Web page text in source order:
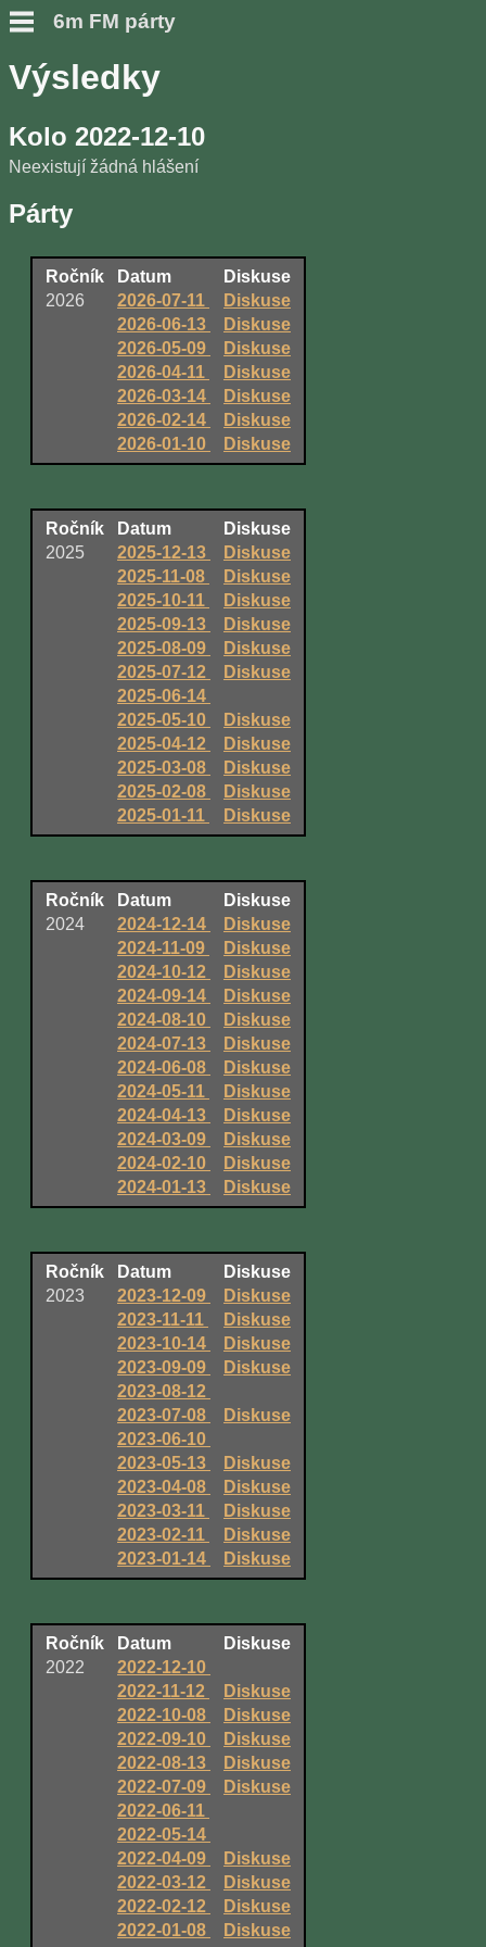
6m FM párty
Výsledky
Kolo 2022-12-10
Neexistují žádná hlášení
Párty
Ročník Datum
Diskuse
2026
2026-07-11
Diskuse
2026-06-13
Diskuse
2026-05-09
Diskuse
2026-04-11
Diskuse
2026-03-14
Diskuse
2026-02-14
Diskuse
2026-01-10
Diskuse
Ročník Datum
Diskuse
2025
2025-12-13
Diskuse
2025-11-08
Diskuse
2025-10-11
Diskuse
2025-09-13
Diskuse
2025-08-09
Diskuse
2025-07-12
Diskuse
2025-06-14
2025-05-10
Diskuse
2025-04-12
Diskuse
2025-03-08
Diskuse
2025-02-08
Diskuse
2025-01-11
Diskuse
Ročník Datum
Diskuse
2024
2024-12-14
Diskuse
2024-11-09
Diskuse
2024-10-12
Diskuse
2024-09-14
Diskuse
2024-08-10
Diskuse
2024-07-13
Diskuse
2024-06-08
Diskuse
2024-05-11
Diskuse
2024-04-13
Diskuse
2024-03-09
Diskuse
2024-02-10
Diskuse
2024-01-13
Diskuse
Ročník Datum
Diskuse
2023
2023-12-09
Diskuse
2023-11-11
Diskuse
2023-10-14
Diskuse
2023-09-09
Diskuse
2023-08-12
2023-07-08
Diskuse
2023-06-10
2023-05-13
Diskuse
2023-04-08
Diskuse
2023-03-11
Diskuse
2023-02-11
Diskuse
2023-01-14
Diskuse
Ročník Datum
Diskuse
2022
2022-12-10
2022-11-12
Diskuse
2022-10-08
Diskuse
2022-09-10
Diskuse
2022-08-13
Diskuse
2022-07-09
Diskuse
2022-06-11
2022-05-14
2022-04-09
Diskuse
2022-03-12
Diskuse
2022-02-12
Diskuse
2022-01-08
Diskuse